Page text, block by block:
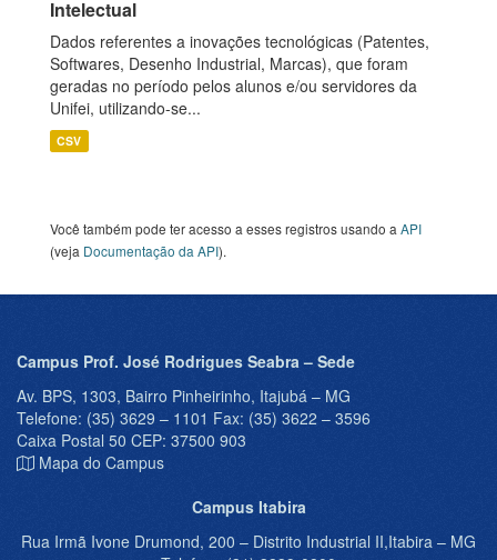
Intelectual
Dados referentes a inovações tecnológicas (Patentes,
Softwares, Desenho Industrial, Marcas), que foram
geradas no período pelos alunos e/ou servidores da
Unifei, utilizando-se...
CSV
Você também pode ter acesso a esses registros usando a API
(veja Documentação da API).
Campus Prof. José Rodrigues Seabra – Sede
Av. BPS, 1303, Bairro Pinheirinho, Itajubá – MG
Telefone: (35) 3629 – 1101 Fax: (35) 3622 – 3596
Caixa Postal 50 CEP: 37500 903
Mapa do Campus
Campus Itabira
Rua Irmã Ivone Drumond, 200 – Distrito Industrial II,Itabira – MG